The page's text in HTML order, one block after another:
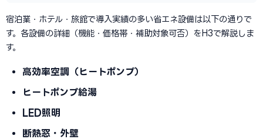
宿泊業・ホテル・旅館で導入実績の多い省エネ設備は以下の通りで
す。各設備の詳細（機能・価格帯・補助対象可否）をH3で解説しま
す。
高効率空調（ヒートポンプ）
ヒートポンプ給湯
LED照明
断熱窓・外壁